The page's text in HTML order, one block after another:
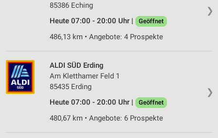
❯
85386 Eching
Heute 07:00 - 20:00 Uhr |
Geöffnet
486,13 km • Angebote: 4 Prospekte
❯
ALDI SÜD Erding
Am Kletthamer Feld 1
85435 Erding
Heute 07:00 - 20:00 Uhr |
Geöffnet
480,67 km • Angebote: 6 Prospekte